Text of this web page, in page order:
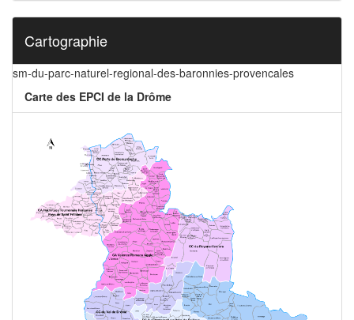
Cartographie
sm-du-parc-naturel-regional-des-baronnies-provencales
Carte des EPCI de la Drôme